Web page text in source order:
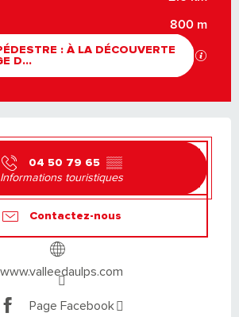
800 m
: À LA DÉCOUVERTE
D...
04 50 79 65 ▒▒
Informations touristiques
Contactez-nous
www.valleedaulps.com
Page Facebook